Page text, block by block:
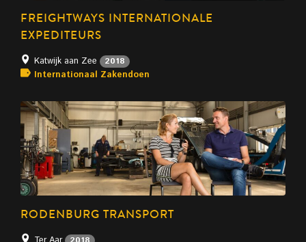
FREIGHTWAYS INTERNATIONALE
EXPEDITEURS
Katwijk aan Zee 2018
Internationaal Zakendoen
RODENBURG TRANSPORT